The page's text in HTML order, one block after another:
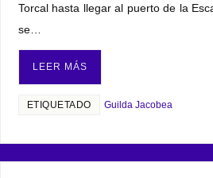
Torcal hasta llegar al puerto de la
se…
LEER MÁS
ETIQUETADO Guilda Jacobea